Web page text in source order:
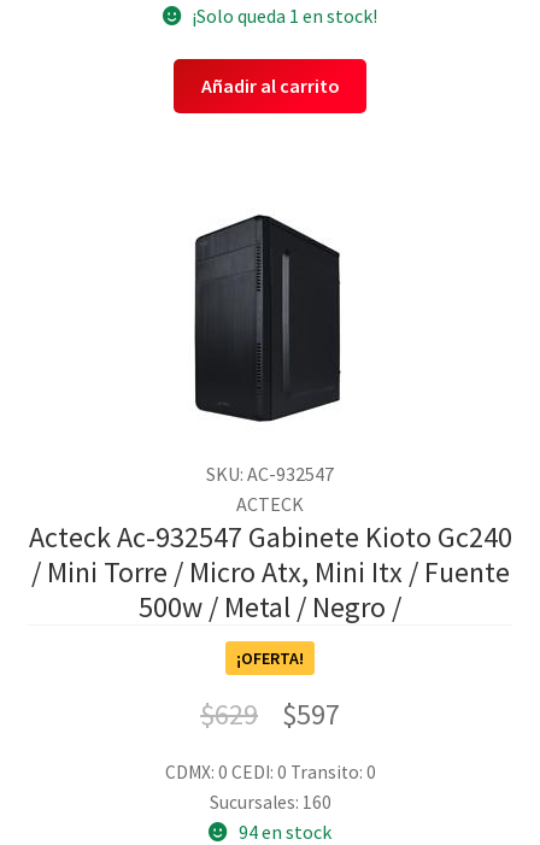
¡Solo queda 1 en stock!
Añadir al carrito
SKU: AC-932547
ACTECK
Acteck Ac-932547 Gabinete Kioto Gc240
/ Mini Torre / Micro Atx, Mini Itx / Fuente
500w / Metal / Negro /
¡OFERTA!
$629 $597
CDMX: 0 CEDI: 0 Transito: 0
Sucursales: 160
94 en stock